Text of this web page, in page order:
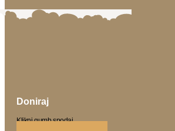
Doniraj
Klikni gumb spodaj.